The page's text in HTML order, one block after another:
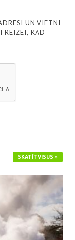
UN VIETNI
REIZEI, KAD
SKATĪT VISUS